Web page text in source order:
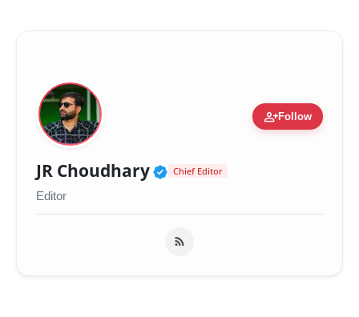
person_addFollow
JR Choudhary Verified Public Figure
Chief Editor
Editor